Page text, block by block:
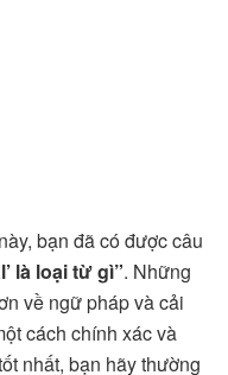
bạn đã có được câu
là loại từ gì”. Những
về ngữ pháp và cải
cách chính xác và
nhất, bạn hãy thường